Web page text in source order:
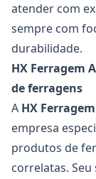
atender com
sempre com
durabilidade.
HX Ferragem
de ferragens
A HX
empresa
produtos de
correlatas. Seu